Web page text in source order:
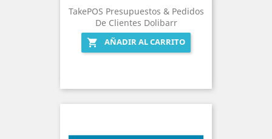
TakePOS Presupuestos & Pedidos
De Clientes Dolibarr

AÑADIR AL CARRITO